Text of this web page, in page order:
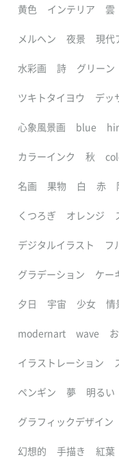
黄色 インテリア 雲
メルヘン 夜景 現代
水彩画 詩 グリーン
ツキトタイヨウ デッ
心象風景画 blue
カラーインク 秋
名画 果物 白 赤
くつろぎ オレンジ
デジタルイラスト フ
グラデーション ケー
夕日 宇宙 少女 情
modernart wave
イラストレーション
ペンギン 夢 明るい
グラフィックデザイン
幻想的 手描き 紅葉